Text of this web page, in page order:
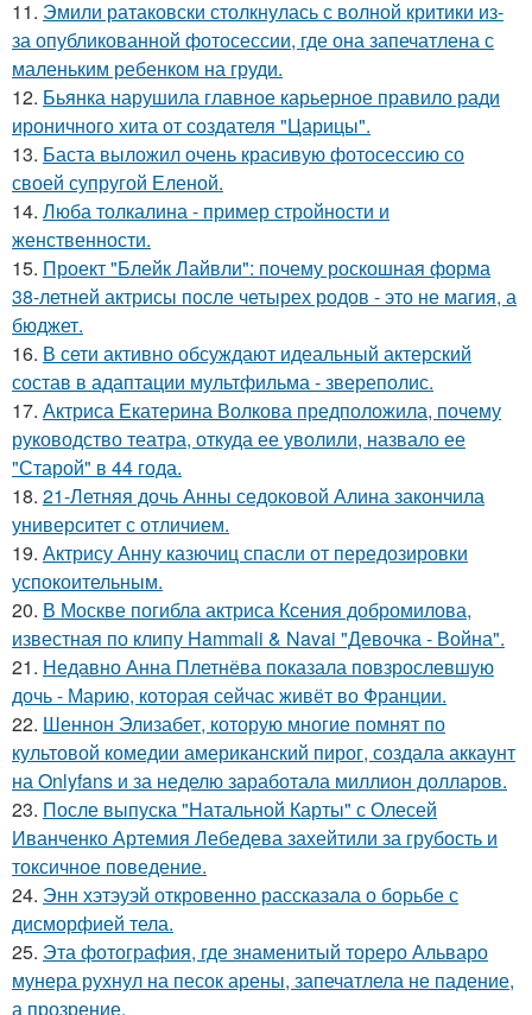
11. Эмили ратаковски столкнулась с волной критики из-
за опубликованной фотосессии, где она запечатлена с
маленьким ребенком на груди.
12. Бьянка нарушила главное карьерное правило ради
ироничного хита от создателя "Царицы".
13. Баста выложил очень красивую фотосессию со
своей супругой Еленой.
14. Люба толкалина - пример стройности и
женственности.
15. Проект "Блейк Лайвли": почему роскошная форма
38-летней актрисы после четырех родов - это не магия, а
бюджет.
16. В сети активно обсуждают идеальный актерский
состав в адаптации мультфильма - звереполис.
17. Актриса Екатерина Волкова предположила, почему
руководство театра, откуда ее уволили, назвало ее
"Старой" в 44 года.
18. 21-Летняя дочь Анны седоковой Алина закончила
университет с отличием.
19. Актрису Анну казючиц спасли от передозировки
успокоительным.
20. В Москве погибла актриса Ксения добромилова,
известная по клипу Hammali & Navai "Девочка - Война".
21. Недавно Анна Плетнёва показала повзрослевшую
дочь - Марию, которая сейчас живёт во Франции.
22. Шеннон Элизабет, которую многие помнят по
культовой комедии американский пирог, создала аккаунт
на Onlyfans и за неделю заработала миллион долларов.
23. После выпуска "Натальной Карты" с Олесей
Иванченко Артемия Лебедева захейтили за грубость и
токсичное поведение.
24. Энн хэтэуэй откровенно рассказала о борьбе с
дисморфией тела.
25. Эта фотография, где знаменитый тореро Альваро
мунера рухнул на песок арены, запечатлела не падение,
а прозрение.